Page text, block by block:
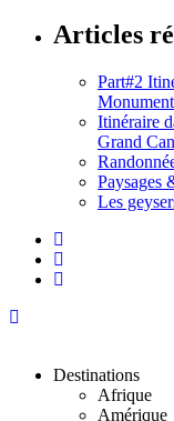
Articles
Part#2
Itinéraire
Grand
Paysages
Les
Destinations
Afrique
Amérique